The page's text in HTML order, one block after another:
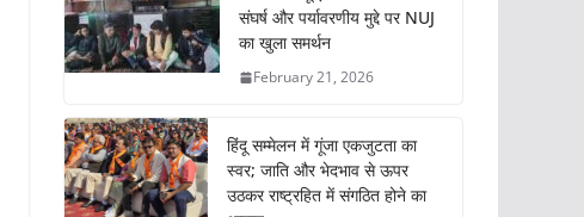
संघर्ष और पर्यावरणीय मुद्दे पर NUJ
का खुला समर्थन
February 21, 2026
हिंदू सम्मेलन में गूंजा एकजुटता का
स्वर; जाति और भेदभाव से ऊपर
उठकर राष्ट्रहित में संगठित होने का